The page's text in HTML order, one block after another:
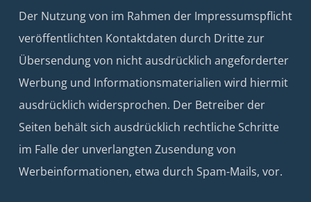
Der Nutzung von im Rahmen der Impressumspflicht
veröffentlichten Kontaktdaten durch Dritte zur
Übersendung von nicht ausdrücklich angeforderter
Werbung und Informationsmaterialien wird hiermit
ausdrücklich widersprochen. Der Betreiber der
Seiten behält sich ausdrücklich rechtliche Schritte
im Falle der unverlangten Zusendung von
Werbeinformationen, etwa durch Spam-Mails, vor.